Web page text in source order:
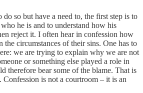
so but have a need to, the first step is to
he is and to understand how his
reject it. I often hear in confession how
the circumstances of their sins. One has to
we are trying to explain why we are not
or something else played a role in
therefore bear some of the blame. That is
Confession is not a courtroom – it is an